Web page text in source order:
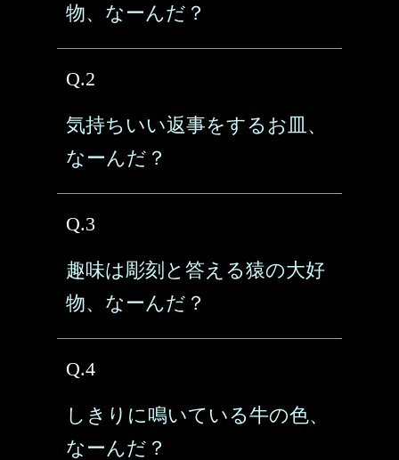
物、なーんだ？
Q.2
気持ちいい返事をするお皿、
なーんだ？
Q.3
趣味は彫刻と答える猿の大好
物、なーんだ？
Q.4
しきりに鳴いている牛の色、
なーんだ？